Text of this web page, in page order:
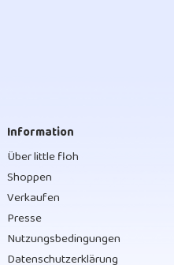
Information
Über little floh
Shoppen
Verkaufen
Presse
Nutzungsbedingungen
Datenschutzerklärung